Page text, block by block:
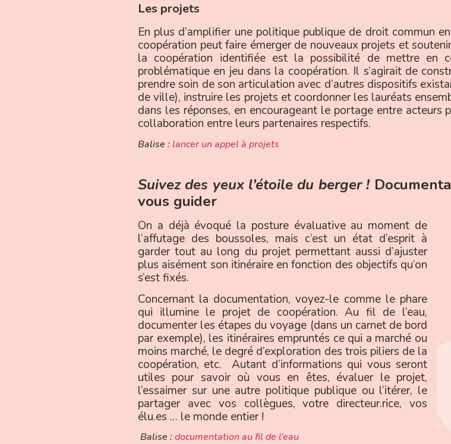
Les projets
En plus d’amplifier une politique publique de droit commun
coopération peut faire émerger de nouveaux projets et
la coopération identifiée est la possibilité de mettre en
problématique en jeu dans la coopération. Il s’agirait de
prendre soin de son articulation avec d’autres dispositifs
de ville), instruire les projets et coordonner les lauréats
dans les réponses, en encourageant le portage entre
collaboration entre leurs partenaires respectifs.
Balise : lancer un appel à projets
Suivez des yeux l’étoile du berger !
vous guider
On a déjà évoqué la posture évaluative au moment de
l’affutage des boussoles, mais c’est un état d’esprit à
garder tout au long du projet permettant aussi d’ajuster
plus aisément son itinéraire en fonction des objectifs qu’on
s’est fixés.
Concernant la documentation, voyez-le comme le phare
qui illumine le projet de coopération. Au fil de l’eau,
documenter les étapes du voyage (dans un carnet de bord
par exemple), les itinéraires empruntés ce qui a marché ou
moins marché, le degré d’exploration des trois piliers de la
coopération, etc. Autant d’informations qui vous seront
utiles pour savoir où vous en êtes, évaluer le projet,
l’essaimer sur une autre politique publique ou l’itérer, le
partager avec vos collègues, votre directeur.rice, vos
élu.es … le monde entier !
Balise :documentation au fil de l’eau